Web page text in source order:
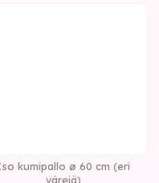
kumipallo ø 60 cm (eri
värejä)